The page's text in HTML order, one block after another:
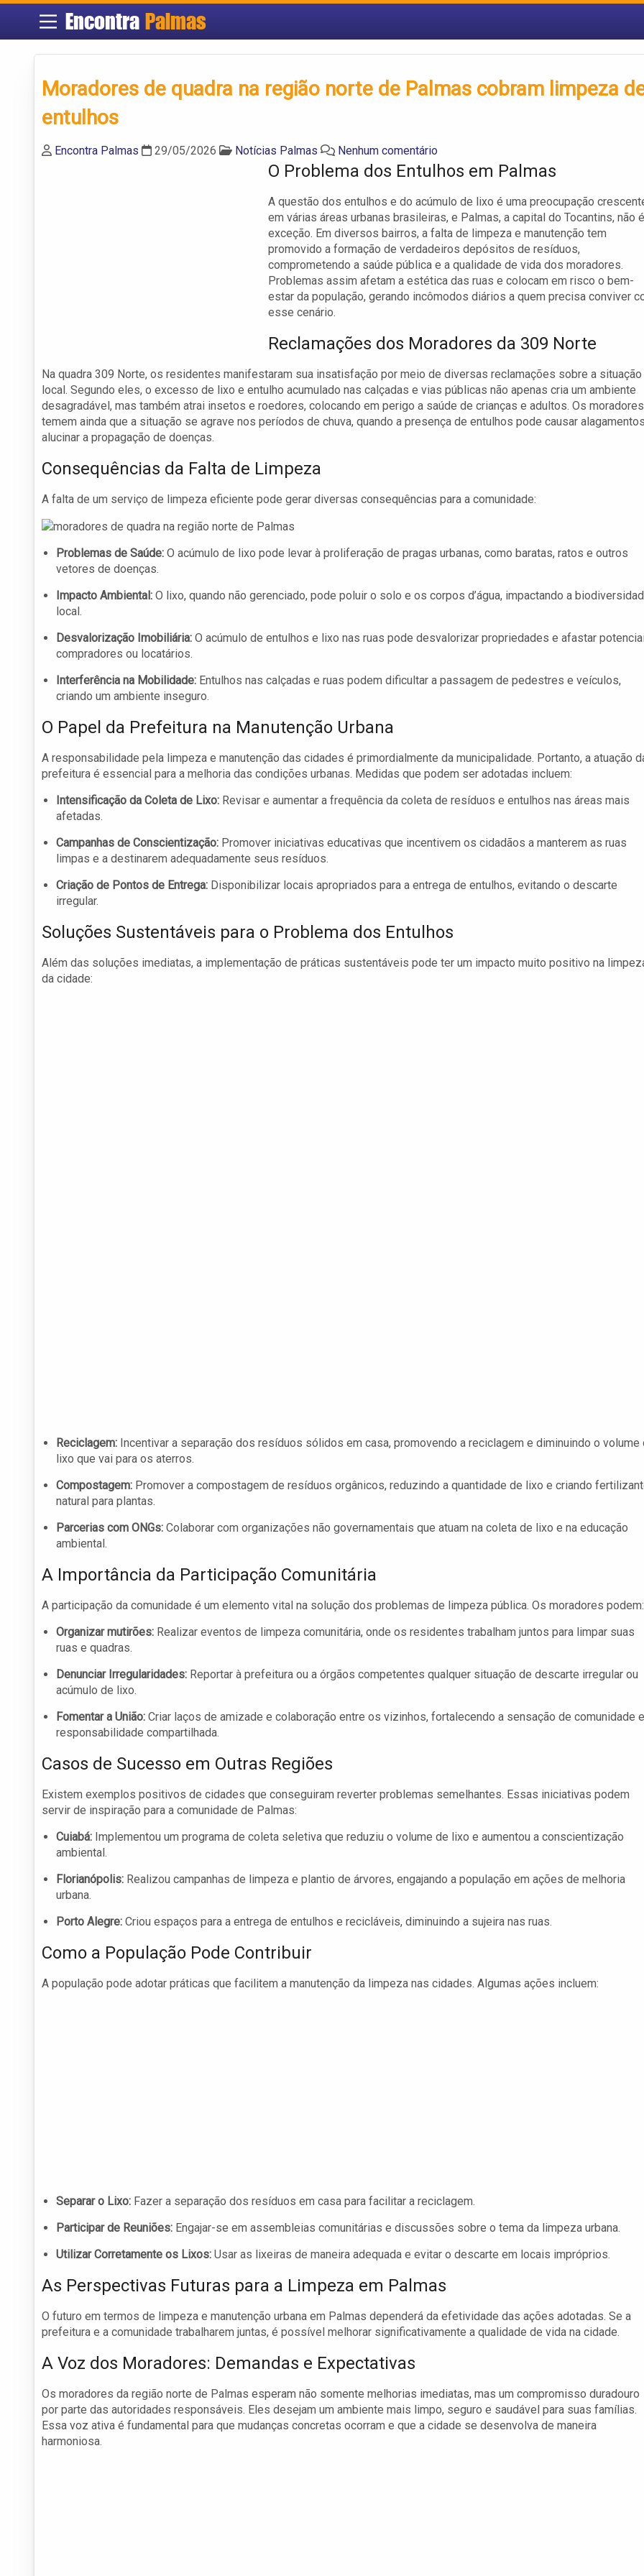
Encontra Palmas
Moradores de quadra na região norte de Palmas cobram limpeza
entulhos
Encontra Palmas 29/05/2026 Notícias Palmas Nenhum comentário
O Problema dos Entulhos em Palmas
A questão dos entulhos e do acúmulo de lixo é uma preocupação
em várias áreas urbanas brasileiras, e Palmas, a capital do Tocantins, não é
exceção. Em diversos bairros, a falta de limpeza e manutenção tem
promovido a formação de verdadeiros depósitos de resíduos,
comprometendo a saúde pública e a qualidade de vida dos moradores.
Problemas assim afetam a estética das ruas e colocam em risco o bem-
estar da população, gerando incômodos diários a quem precisa conviver
esse cenário.
Reclamações dos Moradores da 309 Norte
Na quadra 309 Norte, os residentes manifestaram sua insatisfação por meio de diversas reclamações sobre a
local. Segundo eles, o excesso de lixo e entulho acumulado nas calçadas e vias públicas não apenas cria um ambiente
desagradável, mas também atrai insetos e roedores, colocando em perigo a saúde de crianças e adultos. Os moradores
temem ainda que a situação se agrave nos períodos de chuva, quando a presença de entulhos pode causar
alucinar a propagação de doenças.
Consequências da Falta de Limpeza
A falta de um serviço de limpeza eficiente pode gerar diversas consequências para a comunidade:
Problemas de Saúde: O acúmulo de lixo pode levar à proliferação de pragas urbanas, como baratas, ratos e outros
vetores de doenças.
Impacto Ambiental: O lixo, quando não gerenciado, pode poluir o solo e os corpos d’água, impactando a
local.
Desvalorização Imobiliária: O acúmulo de entulhos e lixo nas ruas pode desvalorizar propriedades e afastar
compradores ou locatários.
Interferência na Mobilidade: Entulhos nas calçadas e ruas podem dificultar a passagem de pedestres e veículos,
criando um ambiente inseguro.
O Papel da Prefeitura na Manutenção Urbana
A responsabilidade pela limpeza e manutenção das cidades é primordialmente da municipalidade. Portanto, a atuação
prefeitura é essencial para a melhoria das condições urbanas. Medidas que podem ser adotadas incluem:
Intensificação da Coleta de Lixo: Revisar e aumentar a frequência da coleta de resíduos e entulhos nas áreas mais
afetadas.
Campanhas de Conscientização: Promover iniciativas educativas que incentivem os cidadãos a manterem as ruas
limpas e a destinarem adequadamente seus resíduos.
Criação de Pontos de Entrega: Disponibilizar locais apropriados para a entrega de entulhos, evitando o descarte
irregular.
Soluções Sustentáveis para o Problema dos Entulhos
Além das soluções imediatas, a implementação de práticas sustentáveis pode ter um impacto muito positivo na
da cidade:
Reciclagem: Incentivar a separação dos resíduos sólidos em casa, promovendo a reciclagem e diminuindo o volume
lixo que vai para os aterros.
Compostagem: Promover a compostagem de resíduos orgânicos, reduzindo a quantidade de lixo e criando
natural para plantas.
Parcerias com ONGs: Colaborar com organizações não governamentais que atuam na coleta de lixo e na educação
ambiental.
A Importância da Participação Comunitária
A participação da comunidade é um elemento vital na solução dos problemas de limpeza pública. Os moradores podem:
Organizar mutirões: Realizar eventos de limpeza comunitária, onde os residentes trabalham juntos para limpar suas
ruas e quadras.
Denunciar Irregularidades: Reportar à prefeitura ou a órgãos competentes qualquer situação de descarte irregular ou
acúmulo de lixo.
Fomentar a União: Criar laços de amizade e colaboração entre os vizinhos, fortalecendo a sensação de comunidade e
responsabilidade compartilhada.
Casos de Sucesso em Outras Regiões
Existem exemplos positivos de cidades que conseguiram reverter problemas semelhantes. Essas iniciativas podem
servir de inspiração para a comunidade de Palmas:
Cuiabá: Implementou um programa de coleta seletiva que reduziu o volume de lixo e aumentou a conscientização
ambiental.
Florianópolis: Realizou campanhas de limpeza e plantio de árvores, engajando a população em ações de melhoria
urbana.
Porto Alegre: Criou espaços para a entrega de entulhos e recicláveis, diminuindo a sujeira nas ruas.
Como a População Pode Contribuir
A população pode adotar práticas que facilitem a manutenção da limpeza nas cidades. Algumas ações incluem:
Separar o Lixo: Fazer a separação dos resíduos em casa para facilitar a reciclagem.
Participar de Reuniões: Engajar-se em assembleias comunitárias e discussões sobre o tema da limpeza urbana.
Utilizar Corretamente os Lixos: Usar as lixeiras de maneira adequada e evitar o descarte em locais impróprios.
As Perspectivas Futuras para a Limpeza em Palmas
O futuro em termos de limpeza e manutenção urbana em Palmas dependerá da efetividade das ações adotadas. Se a
prefeitura e a comunidade trabalharem juntas, é possível melhorar significativamente a qualidade de vida na cidade.
A Voz dos Moradores: Demandas e Expectativas
Os moradores da região norte de Palmas esperam não somente melhorias imediatas, mas um compromisso duradouro
por parte das autoridades responsáveis. Eles desejam um ambiente mais limpo, seguro e saudável para suas famílias.
Essa voz ativa é fundamental para que mudanças concretas ocorram e que a cidade se desenvolva de maneira
harmoniosa.